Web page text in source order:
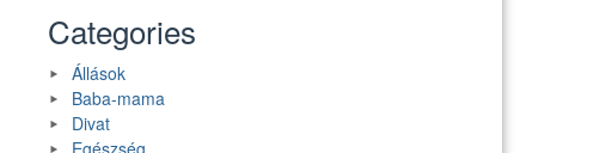
Categories
Állások
Baba-mama
Divat
Egészség